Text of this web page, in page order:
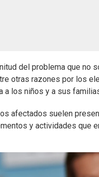
del problema que no
otras razones por los
a los niños y a sus
afectados suelen
y actividades que